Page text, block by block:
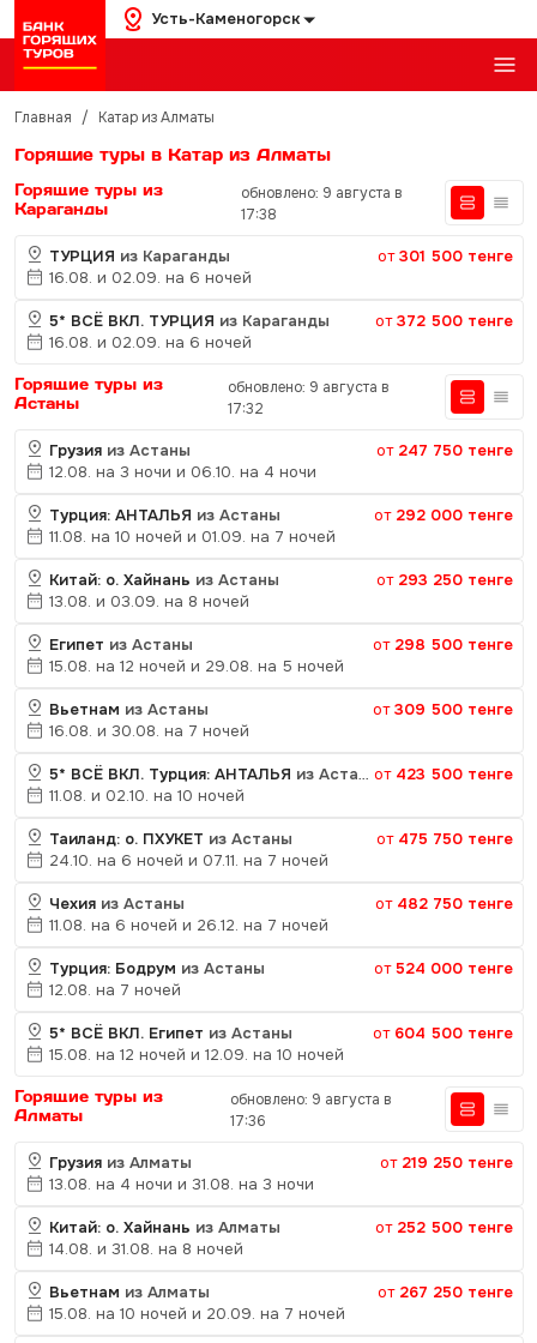
Усть-Каменогорск
Главная / Катар из Алматы
Горящие туры в Катар из Алматы
Горящие туры из
Караганды
обновлено: 9 августа в
17:38
ТУРЦИЯ из Караганды от301 500 тенге
16.08. и 02.09. на 6 ночей
5* ВСЁ ВКЛ. ТУРЦИЯ из Караганды от372 500 тенге
16.08. и 02.09. на 6 ночей
Горящие туры из
Астаны
обновлено: 9 августа в
17:32
Грузия из Астаны от 247 750 тенге
12.08. на 3 ночи и 06.10. на 4 ночи
Турция: АНТАЛЬЯ из Астаны от 292 000 тенге
11.08. на 10 ночей и 01.09. на 7 ночей
Китай: о. Хайнань из Астаны от 293 250 тенге
13.08. и 03.09. на 8 ночей
Египет из Астаны от 298 500 тенге
15.08. на 12 ночей и 29.08. на 5 ночей
Вьетнам из Астаны от309 500 тенге
16.08. и 30.08. на 7 ночей
5* ВСЁ ВКЛ. Турция: АНТАЛЬЯ из Астаны от 423 500 тенге
11.08. и 02.10. на 10 ночей
Таиланд: о. ПХУКЕТ из Астаны от 475 750 тенге
24.10. на 6 ночей и 07.11. на 7 ночей
Чехия из Астаны от 482 750 тенге
11.08. на 6 ночей и 26.12. на 7 ночей
Турция: Бодрум из Астаны от524 000 тенге
12.08. на 7 ночей
5* ВСЁ ВКЛ. Египет из Астаны от 604 500 тенге
15.08. на 12 ночей и 12.09. на 10 ночей
Горящие туры из
Алматы
обновлено: 9 августа в
17:36
Грузия из Алматы от 219 250 тенге
13.08. на 4 ночи и 31.08. на 3 ночи
Китай: о. Хайнань из Алматы от 252 500 тенге
14.08. и 31.08. на 8 ночей
Вьетнам из Алматы от 267 250 тенге
15.08. на 10 ночей и 20.09. на 7 ночей